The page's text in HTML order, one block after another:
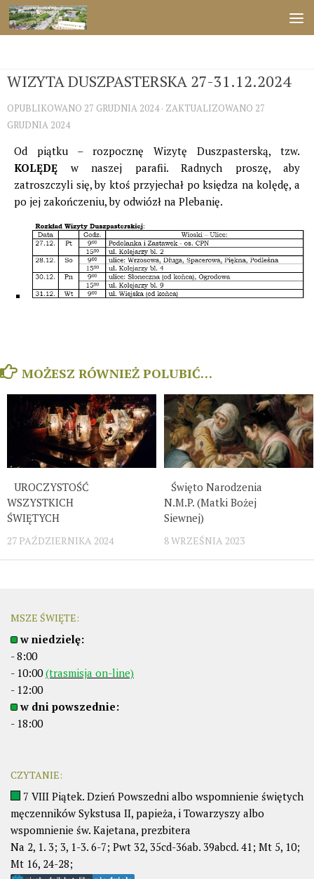
Przejdź do treści
WIZYTA DUSZPASTERSKA 27-31.12.2024
OPUBLIKOWANO 27 GRUDNIA 2024· ZAKTUALIZOWANO 27
GRUDNIA 2024
Od piątku – rozpocznę Wizytę Duszpasterską, tzw.
KOLĘDĘ w naszej parafii. Radnych proszę, aby
zatroszczyli się, by ktoś przyjechał po księdza na kolędę, a
po jej zakończeniu, by odwiózł na Plebanię.
MOŻESZ RÓWNIEŻ POLUBIĆ…
UROCZYSTOŚĆ
WSZYSTKICH
ŚWIĘTYCH
27 PAŹDZIERNIKA 2024
Święto Narodzenia
N.M.P. (Matki Bożej
Siewnej)
8 WRZEŚNIA 2023
MSZE ŚWIĘTE:
w niedzielę:
- 8:00
- 10:00(trasmisja on-line)
- 12:00
w dni powszednie:
- 18:00
CZYTANIE:
7 VIII Piątek. Dzień Powszedni albo wspomnienie świętych
męczenników Sykstusa II, papieża, i Towarzyszy albo
wspomnienie św. Kajetana, prezbitera
Na 2, 1. 3; 3, 1-3. 6-7; Pwt 32, 35cd-36ab. 39abcd. 41; Mt 5, 10;
Mt 16, 24-28;